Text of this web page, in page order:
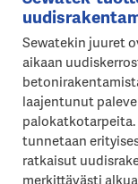
Sewatekin juuret
aikaan
laajentunut
palokatkotarpeita.
tunnetaan
ratkaisut
merkittävästi